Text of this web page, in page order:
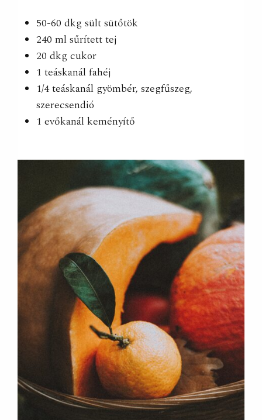
50-60 dkg sült sütőtök
240 ml sűrített tej
20 dkg cukor
1 teáskanál fahéj
1/4 teáskanál gyömbér, szegfűszeg,
szerecsendió
1 evőkanál keményítő